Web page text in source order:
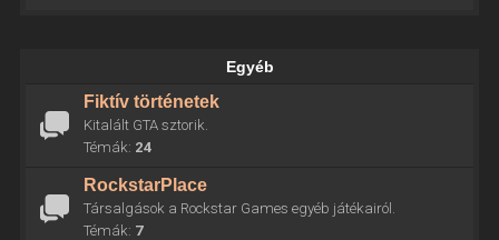
Egyéb
Fiktív történetek
Kitalált GTA sztorik.
Témák: 24
RockstarPlace
Társalgások a Rockstar Games egyéb játékairól.
Témák: 7